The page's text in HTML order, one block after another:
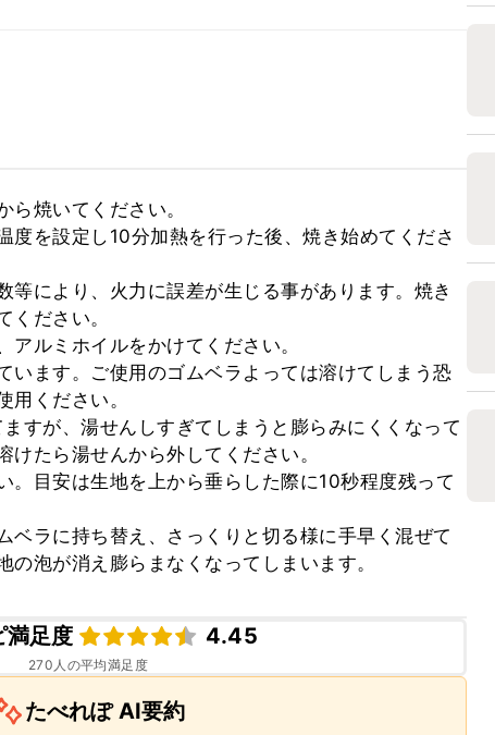
ら焼いてください。
度を設定し10分加熱を行った後、焼き始めてくださ
等により、火力に誤差が生じる事があります。焼き
ください。
ルミホイルをかけてください。
います。ご使用のゴムベラよっては溶けてしまう恐
用ください。
すが、湯せんしすぎてしまうと膨らみにくくなって
たら湯せんから外してください。
。目安は生地を上から垂らした際に10秒程度残って
ベラに持ち替え、さっくりと切る様に手早く混ぜて
の泡が消え膨らまなくなってしまいます。
満足度
4.45
270 人の平均満足度
たべれぽ AI要約